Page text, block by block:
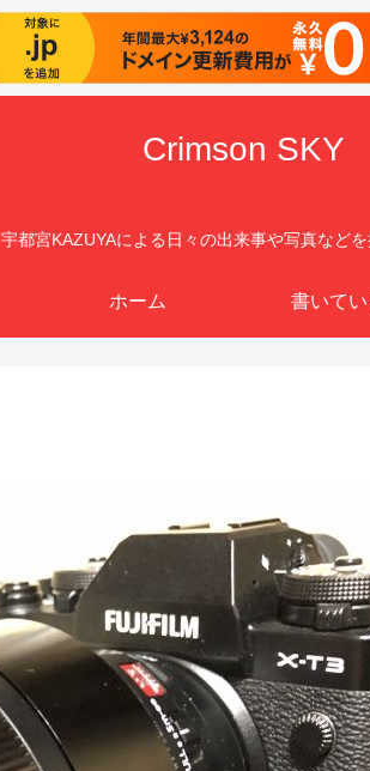
Crimson SKY
宇都宮KAZUYAによる日々の出来事や写真など
ホーム 書いてい